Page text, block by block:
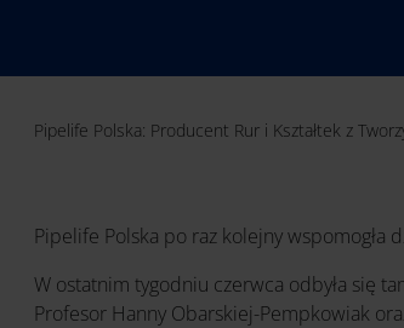
Pipelife Polska: Producent Rur i Kształtek z
Pipelife Polska po raz kolejny wspomogła
W ostatnim tygodniu czerwca odbyła się
Profesor Hanny Obarskiej-Pempkowiak